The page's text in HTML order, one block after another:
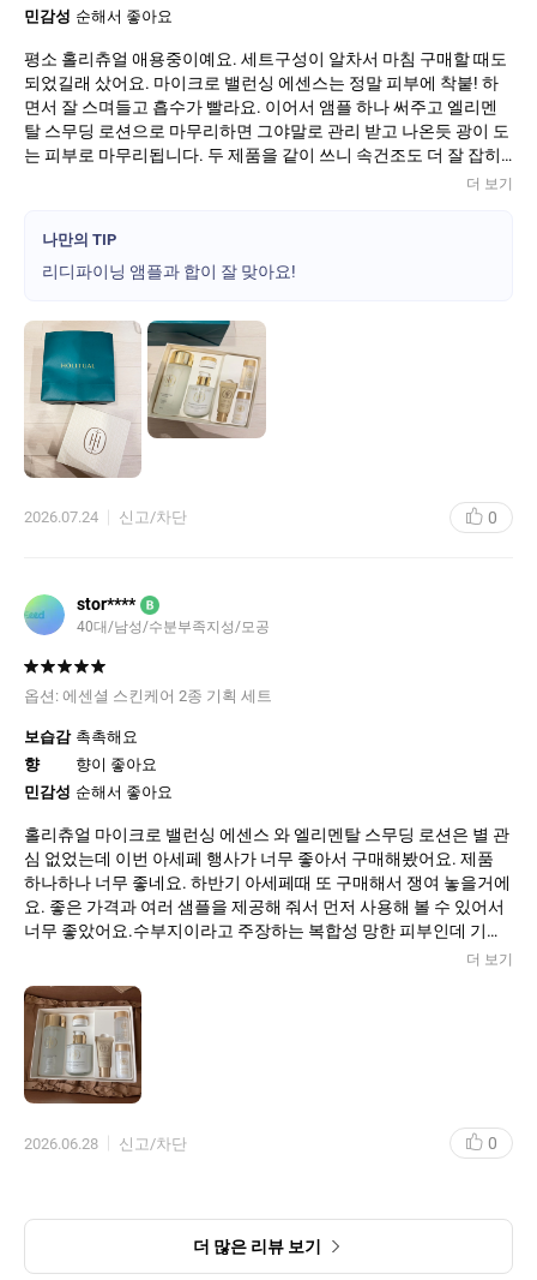
민감성 순해서 좋아요
평소 홀리츄얼 애용중이예요. 세트구성이 알차서 마침 구매할 때도
되었길래 샀어요. 마이크로 밸런싱 에센스는 정말 피부에 착붙! 하
면서 잘 스며들고 흡수가 빨라요. 이어서 앰플 하나 써주고 엘리멘
탈 스무딩 로션으로 마무리하면 그야말로 관리 받고 나온듯 광이 도
는 피부로 마무리됩니다. 두 제품을 같이 쓰니 속건조도 더 잘 잡히
는 거 같아요. 패키지가 고급스러워 다음에는 선물용으로 한세트 더
더 보기
나만의 TIP
리디파이닝 앰플과 합이 잘 맞아요!
2026.07.24 신고/차단 0
stor**** B
40대/남성/수분부족지성/모공
옵션: 에센셜 스킨케어 2종 기획 세트
보습감 촉촉해요
향
향이 좋아요
민감성 순해서 좋아요
홀리츄얼 마이크로 밸런싱 에센스 와 엘리멘탈 스무딩 로션은 별 관
심 없었는데 이번 아세페 행사가 너무 좋아서 구매해봤어요. 제품
하나하나 너무 좋네요. 하반기 아세페때 또 구매해서 쟁여 놓을거에
요. 좋은 가격과 여러 샘플을 제공해 줘서 먼저 사용해 볼 수 있어서
너무 좋았어요.수부지이라고 주장하는 복합성 망한 피부인데 기초
더 보기
2026.06.28 신고/차단 0
더 많은 리뷰 보기